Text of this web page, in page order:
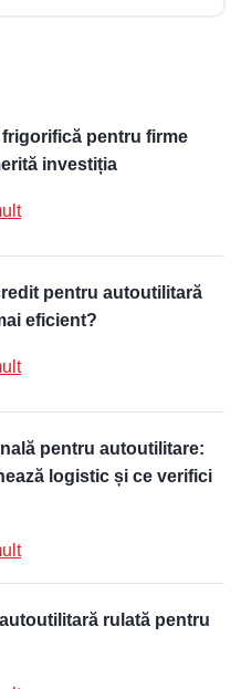
pentru firme
investiția
pentru autoutilitară
eficient?
pentru autoutilitare:
logistic și ce verifici
rulată pentru